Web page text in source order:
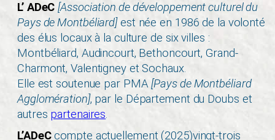
L’ ADeC [Association de développement culturel du
Pays de Montbéliard]est née en 1986 de la volonté
des élus locaux à la culture de six villes :
Montbéliard, Audincourt, Bethoncourt, Grand-
Charmont, Valentigney et Sochaux.
Elle est soutenue par PMA[Pays de Montbéliard
Agglomération], par le Département du Doubs et
autres partenaires.
L’ADeCcompte actuellement (2025)vingt-trois